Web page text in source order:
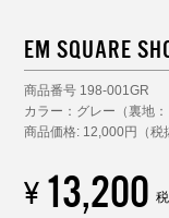
EM SQUARE
商品番号 198-001GR
カラー：グレー（裏地：
商品価格: 12,000円（税
¥ 13,200